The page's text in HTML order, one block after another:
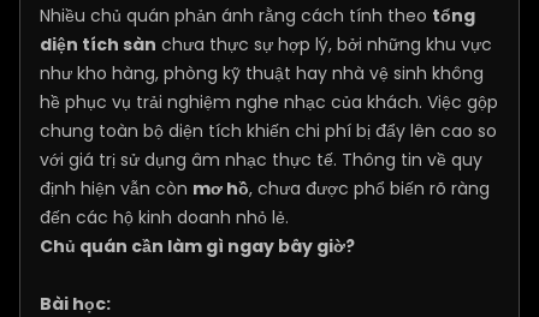
Nhiều chủ quán phản ánh rằng cách tính theo tổng
diện tích sàn chưa thực sự hợp lý, bởi những khu vực
như kho hàng, phòng kỹ thuật hay nhà vệ sinh không
hề phục vụ trải nghiệm nghe nhạc của khách. Việc gộp
chung toàn bộ diện tích khiến chi phí bị đẩy lên cao so
với giá trị sử dụng âm nhạc thực tế. Thông tin về quy
định hiện vẫn còn mơ hồ, chưa được phổ biến rõ ràng
đến các hộ kinh doanh nhỏ lẻ.
Chủ quán cần làm gì ngay bây giờ?
Bài học: